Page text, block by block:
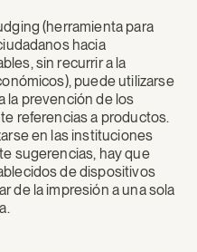
(herramienta para
hacia
sin recurrir a la
puede utilizarse
la prevención de los
referencias a productos.
en las instituciones
sugerencias, hay que
de dispositivos
de la impresión a una sola